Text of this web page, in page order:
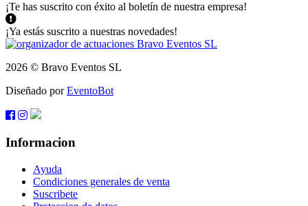
¡Te has suscrito con éxito al boletín de nuestra empresa!
¡Ya estás suscrito a nuestras novedades!
2026 © Bravo Eventos SL
Diseñado porEventoBot
Informacion
Ayuda
Condiciones generales de venta
Suscribete